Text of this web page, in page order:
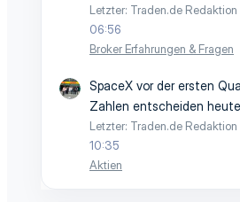
Letzter: Traden.de Redaktion
06:56
Broker Erfahrungen & Fragen
SpaceX vor der ersten
Zahlen entscheiden
Letzter: Traden.de Redaktion
10:35
Aktien